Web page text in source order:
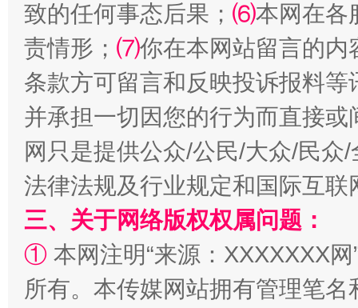
致的任何事态后果； ⑹本网在各
责情形； ⑺你在本网站留言的内
条款方可留言和反映投诉报料
并承担一切因您的行为而直接
网只是提供公众/公民/大众/民
法律法规及行业规定和国际互
三、关于网络版权权属问题：
① 本网注明“来源：XXXXXXX
所有。本传媒网站拥有管理笔